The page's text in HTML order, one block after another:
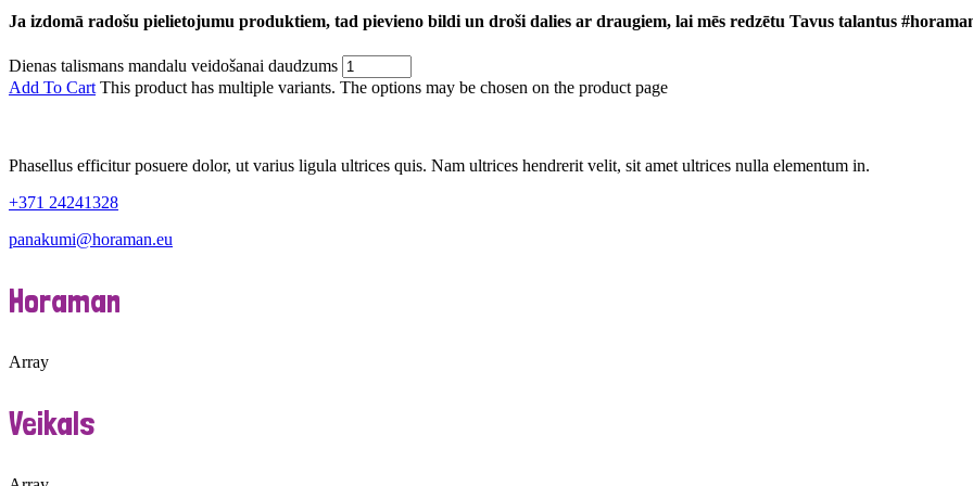
Ja izdomā radošu pielietojumu produktiem, tad pievieno bildi un droši dalies ar draugiem, lai mēs redzētu Tavus talantus
Dienas talismans mandalu veidošanai daudzums
Add To Cart This product has multiple variants. The options may be chosen on the product page
Phasellus efficitur posuere dolor, ut varius ligula ultrices quis. Nam ultrices hendrerit velit, sit amet ultrices nulla elementum in.
+371 24241328
panakumi@horaman.eu
Horaman
Array
Veikals